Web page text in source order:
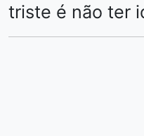
triste é não ter